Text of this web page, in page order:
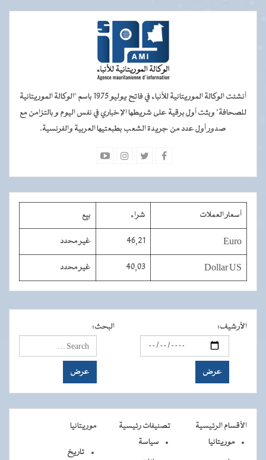
أنشئت الوكالة الموريتانية للأنباء في فاتح يوليو 1975 باسم "الوكالة الموريتانية
للصحافة" وبثت أول برقية على شريطها الإخباري في نفس اليوم و بالتزامن مع
صدور أول عدد من جريدة الشعب بطبعتيها العربية والفرنسية.
أسعار العملات شراء بيع
Euro
46,21 غير محدد
Dollar US
40,03 غير محدد
الأرشيف: البحث:
الأقسام الرئيسية تصنيفات رئيسية
موريتانيا
موريتانيا
سياسة
تاريخ